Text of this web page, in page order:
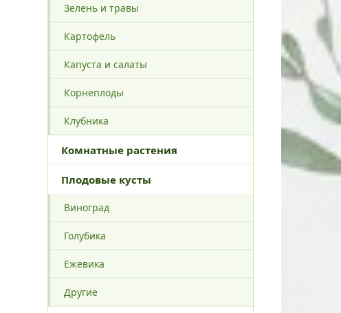
Зелень и травы
Картофель
Капуста и салаты
Корнеплоды
Клубника
Комнатные растения
Плодовые кусты
Виноград
Голубика
Ежевика
Другие